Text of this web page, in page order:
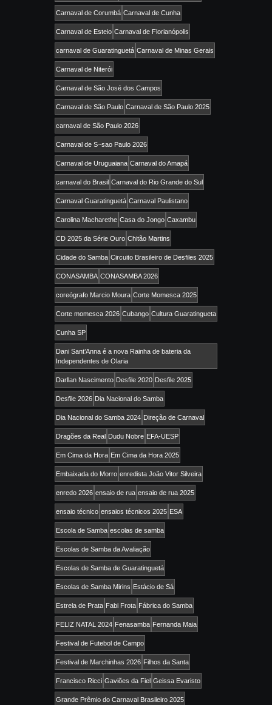
Carnaval de Corumbá Carnaval de Cunha
Carnaval de Esteio Carnaval de Florianópolis
carnaval de Guaratinguetá Carnaval de Minas Gerais
Carnaval de Niterói
Carnaval de São José dos Campos
Carnaval de São Paulo Carnaval de São Paulo 2025
carnaval de São Paulo 2026
Carnaval de S~sao Paulo 2026
Carnaval de Uruguaiana Carnaval do Amapá
carnaval do Brasil Carnaval do Rio Grande do Sul
Carnaval Guaratinguetá Carnaval Paulistano
Carolina Macharethe Casa do Jongo Caxambu
CD 2025 da Série Ouro Chitão Martins
Cidade do Samba Circuito Brasileiro de Desfiles 2025
CONASAMBA CONASAMBA 2026
coreógrafo Marcio Moura Corte Momesca 2025
Corte momesca 2026 Cubango Cultura Guaratingueta
Cunha SP
Dani Sant’Anna é a nova Rainha de bateria da
Independentes de Olaria
Darllan Nascimento Desfile 2020 Desfile 2025
Desfile 2026 Dia Nacional do Samba
Dia Nacional do Samba 2024 Direção de Carnaval
Dragões da Real Dudu Nobre EFA-UESP
Em Cima da Hora Em Cima da Hora 2025
Embaixada do Morro enredista João Vitor Silveira
enredo 2026 ensaio de rua ensaio de rua 2025
ensaio técnico ensaios técnicos 2025 ESA
Escola de Samba escolas de samba
Escolas de Samba da Avaliação
Escolas de Samba de Guaratinguetá
Escolas de Samba Mirins Estácio de Sá
Estrela de Prata Fabi Frota Fábrica do Samba
FELIZ NATAL 2024 Fenasamba Fernanda Maia
Festival de Futebol de Campo
Festival de Marchinhas 2026 Filhos da Santa
Francisco Ricci Gaviões da Fiel Geissa Evaristo
Grande Prêmio do Carnaval Brasileiro 2025